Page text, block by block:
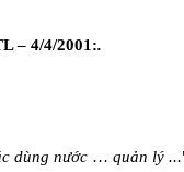
– 4/4/2001 :.
dùng nư­ớc … quản lý ...